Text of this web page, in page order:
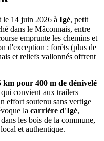
le 14 juin 2026 à Igé, petit
dans le Mâconnais, entre
emprunte les chemins et
d'exception : forêts (plus de
et reliefs vallonnés offrent
km pour 400 m de dénivelé
convient aux trailers
effort soutenu sans vertige
la carrière d'Igé,
les bois de la commune,
et authentique.